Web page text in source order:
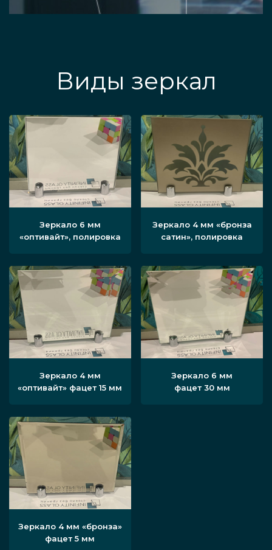
Виды зеркал
Зеркало 6 мм
«оптивайт», полировка
Зеркало 4 мм «бронза
сатин», полировка
Зеркало 4 мм
«оптивайт» фацет 15 мм
Зеркало 6 мм
фацет 30 мм
Зеркало 4 мм «бронза»
фацет 5 мм